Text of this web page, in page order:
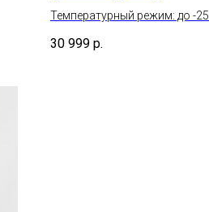
Температурный режим: до -25
30 999 р.